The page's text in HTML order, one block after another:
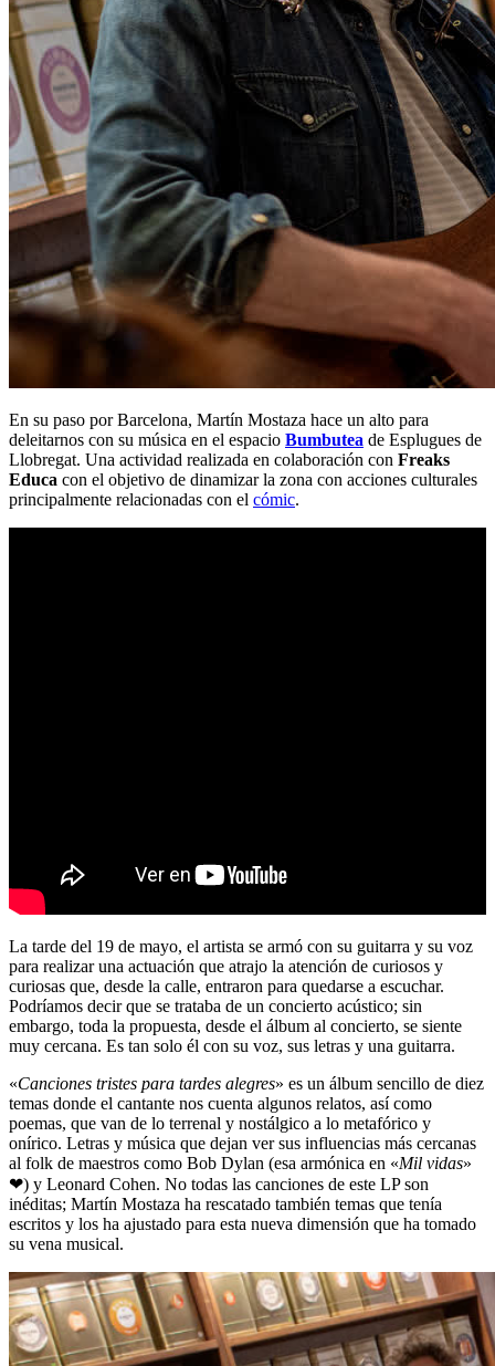
En su paso por Barcelona, Martín Mostaza hace un alto para
deleitarnos con su música en el espacio Bumbutea de Esplugues de
Llobregat. Una actividad realizada en colaboración con Freaks
Educa con el objetivo de dinamizar la zona con acciones culturales
principalmente relacionadas con el cómic.
La tarde del 19 de mayo, el artista se armó con su guitarra y su voz
para realizar una actuación que atrajo la atención de curiosos y
curiosas que, desde la calle, entraron para quedarse a escuchar.
Podríamos decir que se trataba de un concierto acústico; sin
embargo, toda la propuesta, desde el álbum al concierto, se siente
muy cercana. Es tan solo él con su voz, sus letras y una guitarra.
«Canciones tristes para tardes alegres» es un álbum sencillo de diez
temas donde el cantante nos cuenta algunos relatos, así como
poemas, que van de lo terrenal y nostálgico a lo metafórico y
onírico. Letras y música que dejan ver sus influencias más cercanas
al folk de maestros como Bob Dylan (esa armónica en «Mil vidas»
❤) y Leonard Cohen. No todas las canciones de este LP son
inéditas; Martín Mostaza ha rescatado también temas que tenía
escritos y los ha ajustado para esta nueva dimensión que ha tomado
su vena musical.